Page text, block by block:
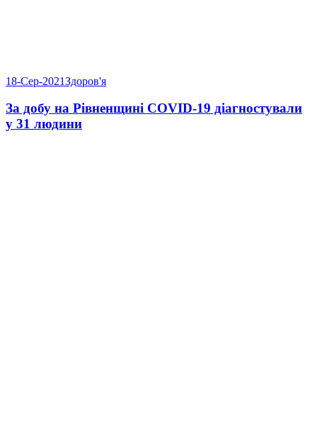
18-Сер-2021Здоров'я
За добу на Рівненщині COVID-19 діагностували
у 31 людини